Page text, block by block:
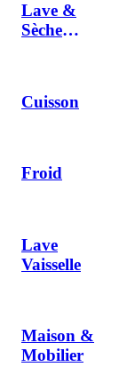
Lave &
Sèche
Cuisson
Froid
Lave
Vaisselle
Maison &
Mobilier